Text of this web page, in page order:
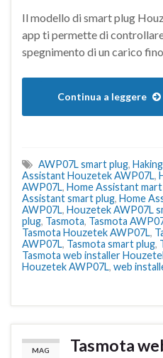
Il modello di smart plug
app ti permette di controllare
spegnimento di un carico
Continua a leggere
AWP07L smart plug,
Assistant Houzetek AWP07L,
AWP07L, Home Assistant
Assistant smart plug, Home
AWP07L, Houzetek AWP07L
plug, Tasmota, Tasmota
Tasmota Houzetek AWP07L,
AWP07L, Tasmota smart plug,
Tasmota web installer
Houzetek AWP07L, web
MAG
Tasmota